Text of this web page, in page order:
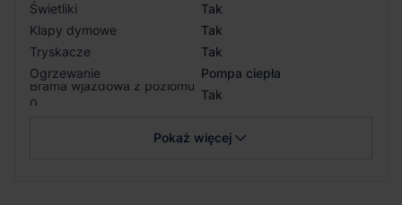
Świetliki
Tak
Klapy dymowe
Tak
Tryskacze
Tak
Ogrzewanie
Pompa ciepła
Brama wjazdowa z poziomu
0
Tak
Pokaż więcej